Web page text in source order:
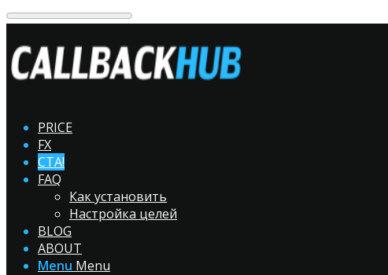
PRICE
FX
CTA!
FAQ
Как установить
Настройка целей
BLOG
ABOUT
Menu Menu